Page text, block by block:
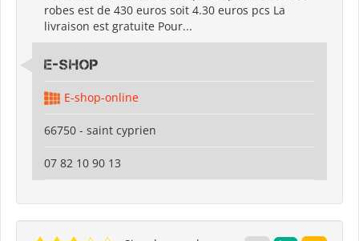
robes est de 430 euros soit 4.30 euros pcs La
livraison est gratuite Pour...
E-shop
E-shop-online
66750 - saint cyprien
07 82 10 90 13